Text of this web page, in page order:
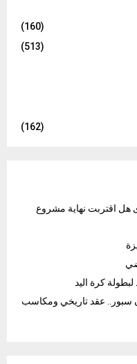
(160)
(513)
(162)
هل اقتربت نهاية مشروع
كرة اليد
سبور.. عقد تاريخي ومكاسب